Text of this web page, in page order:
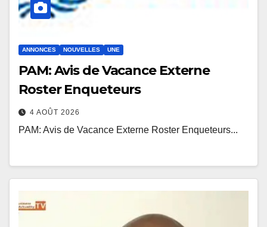
ANNONCES NOUVELLES UNE
PAM: Avis de Vacance Externe
Roster Enqueteurs
4 AOÛT 2026
PAM: Avis de Vacance Externe Roster Enqueteurs...